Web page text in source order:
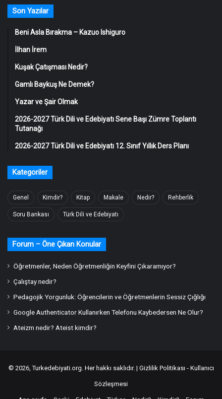
Son Yazılar
Beni Asla Bırakma – Kazuo Ishiguro
İlhan İrem
Kuşak Çatışması Nedir?
Gamlı Baykuş Ne Demek?
Yazar ve Şair Olmak
2026-2027 Türk Dili ve Edebiyatı Sene Başı Zümre Toplantı
Tutanağı
2026-2027 Türk Dili ve Edebiyatı 12. Sınıf Yıllık Ders Planı
Kategoriler
Genel Kimdir? Kitap Makale Nedir? Rehberlik
Soru Bankası Türk Dili ve Edebiyatı
Forum – Öne Çıkan Konular
Öğretmenler, Neden Öğretmenliğin Keyfini Çıkaramıyor?
Çalıştay nedir?
Pedagojik Yorgunluk: Öğrencilerin ve Öğretmenlerin Sessiz Çığlığı
Google Authenticator Kullanırken Telefonu Kaybedersen Ne Olur?
Ateizm nedir? Ateist kimdir?
© 2026,Turkedebiyati.org . Her hakkı saklıdır. | Gizlilik Politikası - Kullanıcı
Sözleşmesi